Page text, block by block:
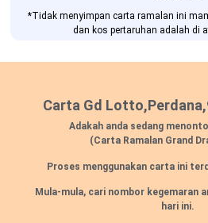
*Tidak menyimpan carta ramalan ini
dan kos pertaruhan adalah di
Carta Gd
Adakah anda sedang
(Carta Ramalan Grand
Proses menggunakan carta ini
Mula-mula, cari nombor kegemaran
hari ini.